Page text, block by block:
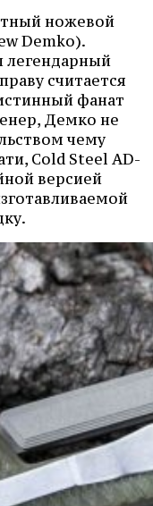
ножевой
Demko).
легендарный
считается
фанат
Демко не
чему
Cold Steel AD-
версией